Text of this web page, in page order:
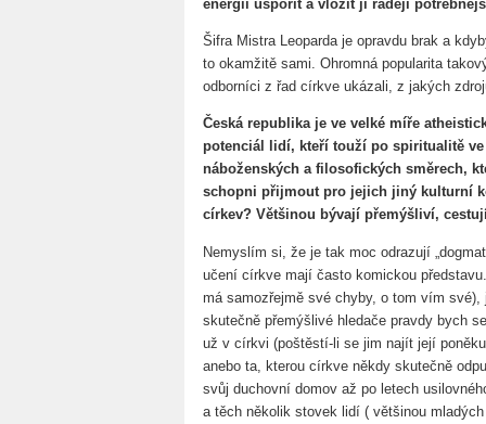
energii uspořit a vložit ji raději
Šifra Mistra Leoparda je opravdu brak a
to okamžitě sami. Ohromná popularita
odborníci z řad církve ukázali, z jakých
Česká republika je ve velké míře
potenciál lidí, kteří touží po spiritualitě
náboženských a filosofických směrech,
schopni přijmout pro jejich jiný kulturní
církev? Většinou bývají přemýšliví,
Nemyslím si, že je tak moc odrazují
učení církve mají často komickou
má samozřejmě své chyby, o tom vím
skutečně přemýšlivé hledače pravdy bych
už v církvi (poštěstí-li se jim najít její
anebo ta, kterou církve někdy skutečně
svůj duchovní domov až po letech
a těch několik stovek lidí ( většinou